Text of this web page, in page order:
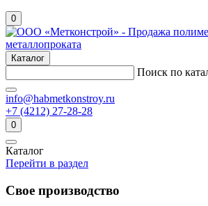
0
Каталог
Поиск по
info@habmetkonstroy.ru
+7 (4212) 27-28-28
0
Каталог
Перейти в раздел
Свое производство